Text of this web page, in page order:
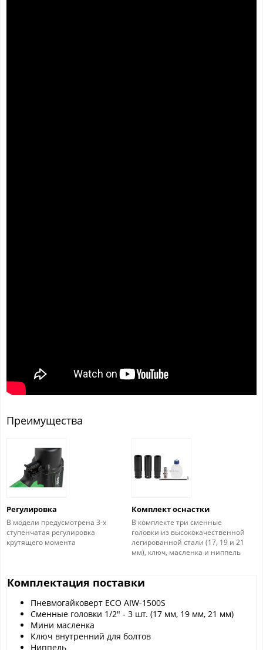
Преимущества
Регулировка
В модели предусмотрена 3-х
ступенчатая регулировка
крутящего момента
Комплект оснастки
В комплекте три сменные
головки из высококачественной
легированной стали (17, 19 и 21
мм), ключ, масленка и ниппель
Комплектация поставки
Пневмогайковерт ECO AIW-1500S
Сменные головки 1/2" - 3 шт. (17 мм, 19 мм, 21 мм)
Мини масленка
Ключ внутренний для болтов
Ниппель